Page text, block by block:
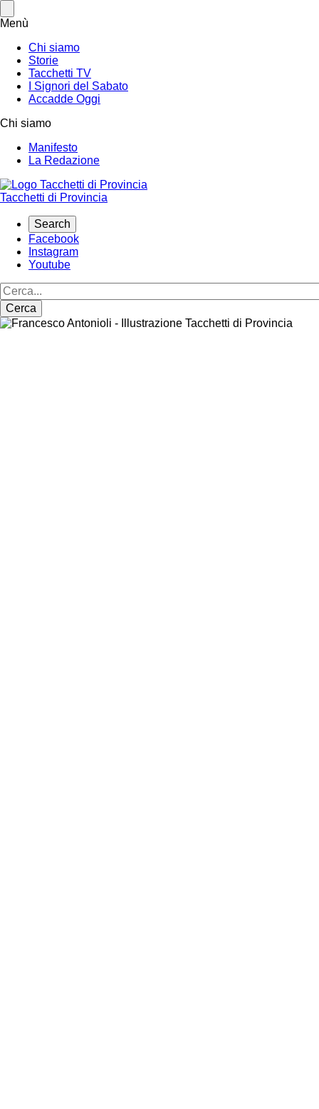
Salta
al
principale
Menù
Chi siamo
Storie
Tacchetti TV
I Signori del Sabato
Accadde Oggi
Chi siamo
Manifesto
La Redazione
Tacchetti di Provincia
Social
Search
Facebook
Instagram
Youtube
Image